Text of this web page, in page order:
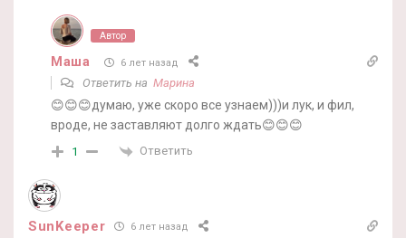
Автор
Маша 6 лет назад
Ответить на Марина
😊😊😊думаю, уже скоро все узнаем)))и лук, и фил,
вроде, не заставляют долго ждать😊😊😊
1 Ответить
SunKeeper 6 лет назад